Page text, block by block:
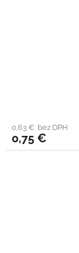
0,63 € bez DPH
0,75 €